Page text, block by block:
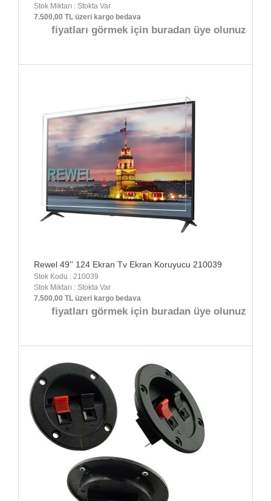
Stok Miktarı : Stokta Var
7.500,00 TL üzeri kargo bedava
fiyatları görmek için buradan üye olunuz
Rewel 49'' 124 Ekran Tv Ekran Koruyucu 210039
Stok Kodu : 210039
Stok Miktarı : Stokta Var
7.500,00 TL üzeri kargo bedava
fiyatları görmek için buradan üye olunuz